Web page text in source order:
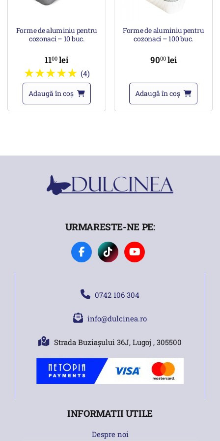
Forme de aluminiu pentru
cozonaci – 10 buc.
1100lei
(4)
Adaugă în coș
Forme de aluminiu pentru
cozonaci – 100 buc.
9000 lei
Adaugă în coș
URMARESTE-NE PE:
0742 106 304
info@dulcinea.ro
Strada Buziașului 36J, Lugoj , 305500
INFORMATII UTILE
Despre noi